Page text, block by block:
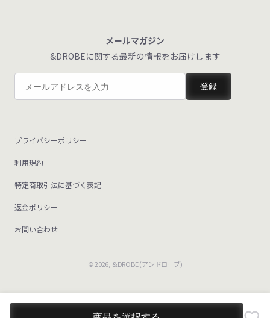
メールマガジン
&DROBEに関する最新の情報をお届けします
登録
プライバシーポリシー
利用規約
特定商取引法に基づく表記
返金ポリシー
お問い合わせ
© 2026, &DROBE (アンドローブ)